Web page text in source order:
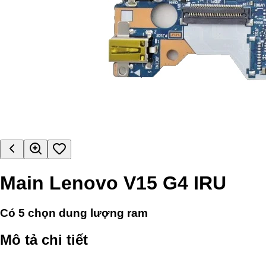
Main Lenovo V15 G4 IRU
Có 5 chọn dung lượng ram
Mô tả chi tiết